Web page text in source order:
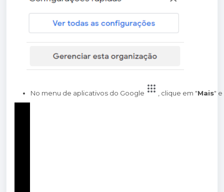
No menu de aplicativos do Google , clique em "Mais"